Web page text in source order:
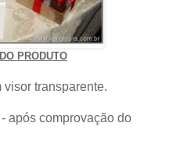
PRODUTO
transparente.
após comprovação do